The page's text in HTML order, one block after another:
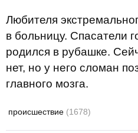
Любителя
в больницу. Спасатели
родился в рубашке.
нет, но у него сломан
главного мозга.
происшествие (1678)